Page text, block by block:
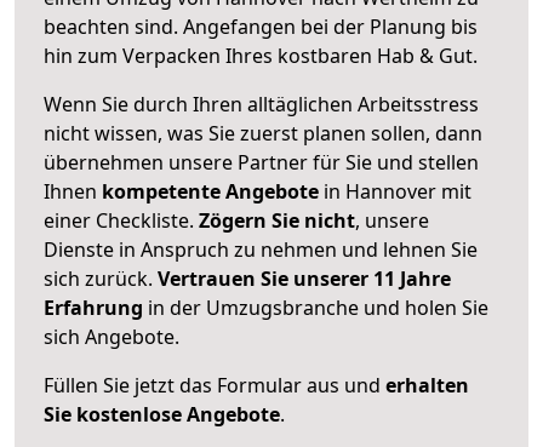
beachten sind. Angefangen bei der Planung bis
hin zum Verpacken Ihres kostbaren Hab & Gut.
Wenn Sie durch Ihren alltäglichen Arbeitsstress
nicht wissen, was Sie zuerst planen sollen, dann
übernehmen unsere Partner für Sie und stellen
Ihnen kompetente Angebote in Hannover mit
einer Checkliste. Zögern Sie nicht, unsere
Dienste in Anspruch zu nehmen und lehnen Sie
sich zurück. Vertrauen Sie unserer 11 Jahre
Erfahrung in der Umzugsbranche und holen Sie
sich Angebote.
Füllen Sie jetzt das Formular aus und erhalten
Sie kostenlose Angebote.